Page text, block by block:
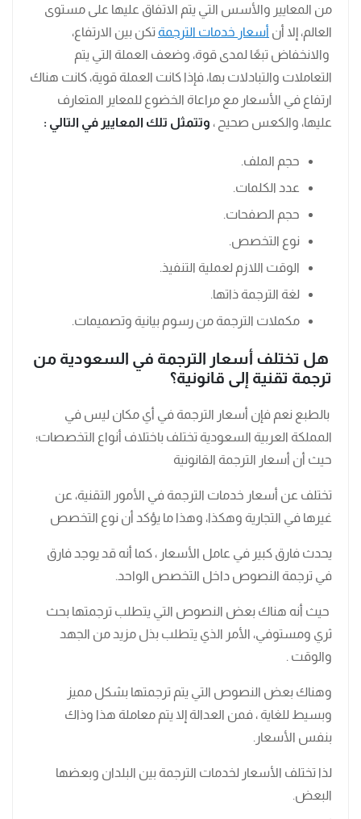
من المعايير والأسس التي يتم الاتفاق عليها على مستوى
العالم، إلا أن أسعار خدمات الترجمة تكن بين الارتفاع،
والانخفاض تبعًا لمدى قوة، وضعف العملة التي يتم
التعاملات والتبادلات بها، فإذا كانت العملة قوية، كانت هناك
ارتفاع في الأسعار مع مراعاة الخضوع للمعاير المتعارف
عليها، والكعس صحيح ، وتتمثل تلك المعايير في التالي :
حجم الملف.
عدد الكلمات.
حجم الصفحات.
نوع التخصص.
الوقت اللازم لعملية التنفيذ.
لغة الترجمة ذاتها.
مكملات الترجمة من رسوم بيانية وتصميمات.
هل تختلف أسعار الترجمة في السعودية من
ترجمة تقنية إلى قانونية؟
بالطبع نعم فإن أسعار الترجمة في أي مكان ليس في
المملكة العربية السعودية تختلف باختلاف أنواع التخصصات؛
حيث أن أسعار الترجمة القانونية
تختلف عن أسعار خدمات الترجمة في الأمور التقنية، عن
غيرها في التجارية وهكذا، وهذا ما يؤكد أن نوع التخصص
يحدث فارق كبير في عامل الأسعار ، كما أنه قد يوجد فارق
في ترجمة النصوص داخل التخصص الواحد.
حيث أنه هناك بعض النصوص التي يتطلب ترجمتها بحث
ثري ومستوفي، الأمر الذي يتطلب بذل مزيد من الجهد
والوقت .
وهناك بعض النصوص التي يتم ترجمتها بشكل مميز
وبسيط للغاية ، فمن العدالة إلا يتم معاملة هذا وذاك
بنفس الأسعار.
لذا تختلف الأسعار لخدمات الترجمة بين البلدان وبعضها
البعض.